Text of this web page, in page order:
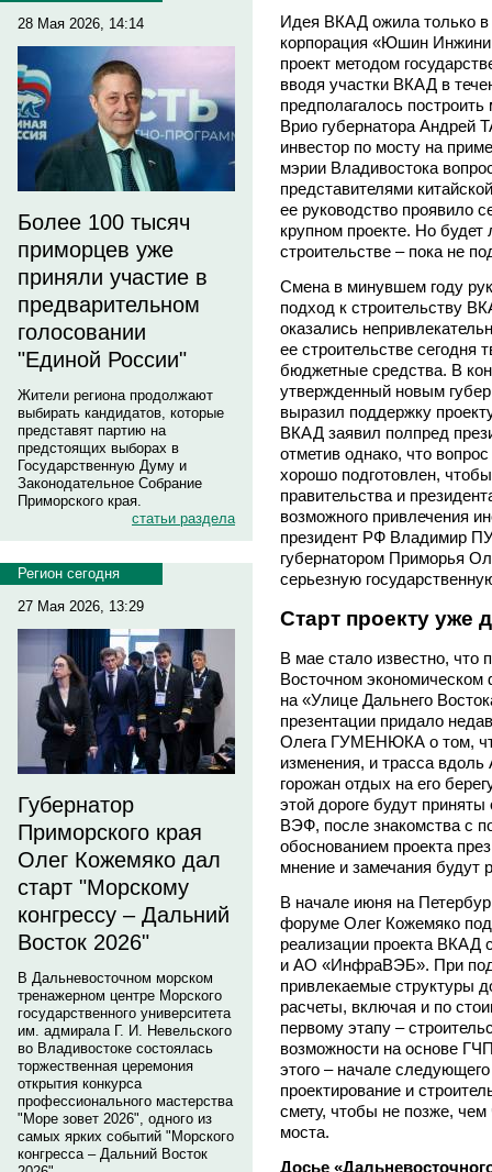
28 Мая 2026, 14:14
Более 100 тысяч
приморцев уже
приняли участие в
предварительном
голосовании
"Единой России"
Жители региона продолжают
выбирать кандидатов, которые
представят партию на
предстоящих выборах в
Государственную Думу и
Законодательное Собрание
Приморского края.
статьи раздела
Регион сегодня
27 Мая 2026, 13:29
Губернатор
Приморского края
Олег Кожемяко дал
старт "Морскому
конгрессу – Дальний
Восток 2026"
В Дальневосточном морском
тренажерном центре Морского
государственного университета
им. адмирала Г. И. Невельского
во Владивостоке состоялась
торжественная церемония
открытия конкурса
профессионального мастерства
"Море зовет 2026", одного из
самых ярких событий "Морского
конгресса – Дальний Восток
Идея ВКАД ожила только в
корпорация «Юшин
проект методом
вводя участки ВКАД в
предполагалось
Врио губернатора
инвестор по мосту на
мэрии Владивостока
представителями
ее руководство проявило
крупном проекте. Но будет
строительстве – пока не
Смена в минувшем году
подход к строительству
оказались
ее строительстве сегодня
бюджетные средства. В
утвержденный новым
выразил поддержку
ВКАД заявил полпред
отметив однако, что
хорошо подготовлен,
правительства и
возможного привлечения
президент РФ Владимир
губернатором Приморья
серьезную
Старт проекту уже
В мае стало известно, что
Восточном экономическом
на «Улице Дальнего
презентации придало
Олега ГУМЕНЮКА о том,
изменения, и трасса вдоль
горожан отдых на его
этой дороге будут
ВЭФ, после знакомства с
обоснованием проекта
мнение и замечания
В начале июня на
форуме Олег Кожемяко
реализации проекта ВКАД
и АО «ИнфраВЭБ». При
привлекаемые структуры
расчеты, включая и по
первому этапу –
возможности на основе
этого – начале
проектирование и
смету, чтобы не позже, чем
моста.
Досье